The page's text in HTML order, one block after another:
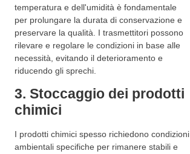
temperatura e dell'umidità è fondamentale
per prolungare la durata di conservazione e
preservare la qualità. I trasmettitori possono
rilevare e regolare le condizioni in base alle
necessità, evitando il deterioramento e
riducendo gli sprechi.
3. Stoccaggio dei prodotti
chimici
I prodotti chimici spesso richiedono condizioni
ambientali specifiche per rimanere stabili e